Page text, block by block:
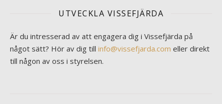
UTVECKLA VISSEFJÄRDA
Är du intresserad av att engagera dig i Vissefjärda på
något sätt? Hör av dig till info@vissefjarda.com eller direkt
till någon av oss i styrelsen.